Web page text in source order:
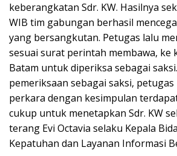
keberangkatan Sdr. KW. Hasilnya
WIB tim gabungan berhasil
yang bersangkutan. Petugas lalu
sesuai surat perintah membawa, ke
Batam untuk diperiksa sebagai
pemeriksaan sebagai saksi,
perkara dengan kesimpulan
cukup untuk menetapkan Sdr. KW
terang Evi Octavia selaku Kepala
Kepatuhan dan Layanan Informasi